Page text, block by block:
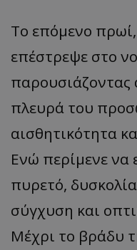
Το επόμενο
επέστρεψε στο
παρουσιάζοντας
πλευρά του
αισθητικότητα
Ενώ περίμενε να
πυρετό,
σύγχυση και
Μέχρι το βράδυ